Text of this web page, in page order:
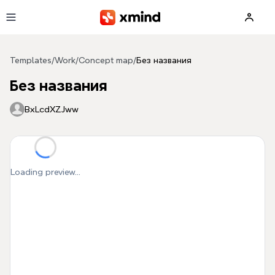
Templates/Work/Concept map/Без названия
Без названия
BxLcdXZJww
Loading preview...